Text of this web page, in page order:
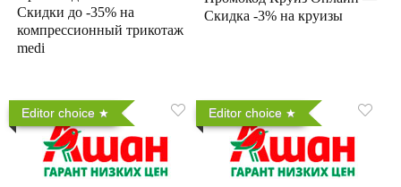
Скидки до -35% на
компрессионный трикотаж
medi
Скидка -3% на круизы
Editor choice Editor choice